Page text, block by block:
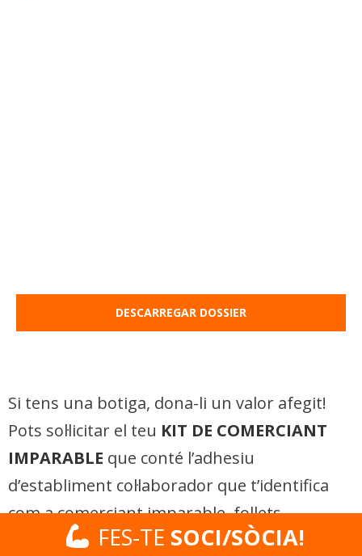
DESCARREGAR DOSSIER
Si tens una botiga, dona-li un valor afegit!
Pots sol·licitar el teu KIT DE COMERCIANT
IMPARABLE que conté l’adhesiu
d’establiment col·laborador que t’identifica
com a comerciant imparable, follets
informatius per als teus clients, una
FES-TE SOCI/SÒCIA!
FES-TE SOCI/SÒCIA!